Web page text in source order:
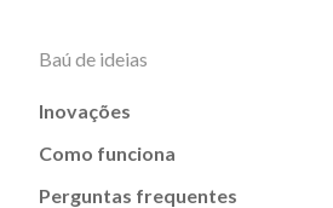
Baú de ideias
Inovações
Como funciona
Perguntas frequentes